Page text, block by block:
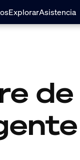
ExplorarAsistencia